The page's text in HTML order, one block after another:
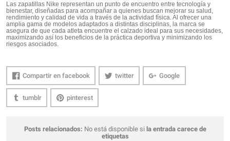
Las zapatillas Nike representan un punto de encuentro entre tecnología y
bienestar, diseñadas para acompañar a quienes buscan mejorar su salud,
rendimiento y calidad de vida a través de la actividad física. Al ofrecer una
amplia gama de modelos adaptados a distintas disciplinas, la marca se
asegura de que cada atleta encuentre el calzado ideal para sus necesidades,
maximizando así los beneficios de la práctica deportiva y minimizando los
riesgos asociados.
Compartir en facebook twitter Google
tumblr pinterest
Posts relacionados: No está disponible si la entrada carece de
etiquetas